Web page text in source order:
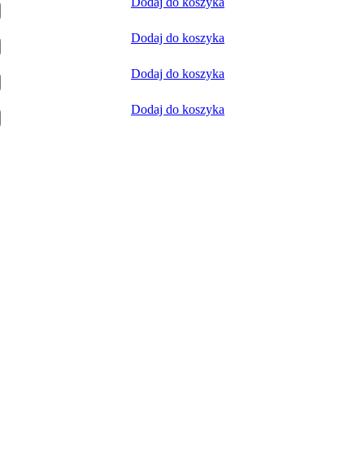
Dodaj do koszyka
Dodaj do koszyka
Dodaj do koszyka